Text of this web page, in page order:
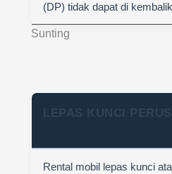
Sunting
(DP) tidak dapat di
LEPAS KUNCI
Rental mobil lepas kunci